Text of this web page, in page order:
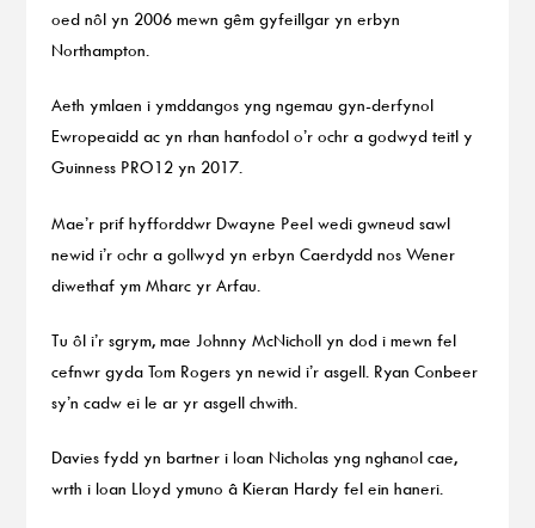
oed nôl yn 2006 mewn gêm gyfeillgar yn erbyn
Northampton.
Aeth ymlaen i ymddangos yng ngemau gyn-derfynol
Ewropeaidd ac yn rhan hanfodol o’r ochr a godwyd teitl y
Guinness PRO12 yn 2017.
Mae’r prif hyfforddwr Dwayne Peel wedi gwneud sawl
newid i’r ochr a gollwyd yn erbyn Caerdydd nos Wener
diwethaf ym Mharc yr Arfau.
Tu ôl i’r sgrym, mae Johnny McNicholl yn dod i mewn fel
cefnwr gyda Tom Rogers yn newid i’r asgell. Ryan Conbeer
sy’n cadw ei le ar yr asgell chwith.
Davies fydd yn bartner i Ioan Nicholas yng nghanol cae,
wrth i Ioan Lloyd ymuno â Kieran Hardy fel ein haneri.